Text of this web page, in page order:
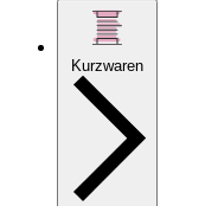
Kurzwaren